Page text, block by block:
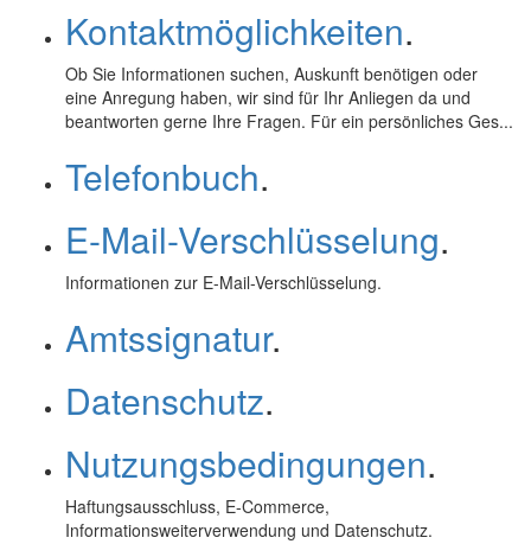
Kontaktmöglichkeiten.
Ob Sie Informationen suchen, Auskunft benötigen oder
eine Anregung haben, wir sind für Ihr Anliegen da und
beantworten gerne Ihre Fragen. Für ein persönliches Ges...
Telefonbuch.
E-Mail-Verschlüsselung.
Informationen zur E-Mail-Verschlüsselung.
Amtssignatur.
Datenschutz.
Nutzungsbedingungen.
Haftungsausschluss, E-Commerce,
Informationsweiterverwendung und Datenschutz.